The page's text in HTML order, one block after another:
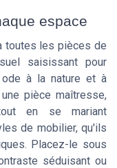
espace
toutes les pièces de
saisissant pour
ode à la nature et à
pièce maîtresse,
en se mariant
de mobilier, qu'ils
Placez-le sous
séduisant ou